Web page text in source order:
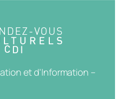
et d'Information –